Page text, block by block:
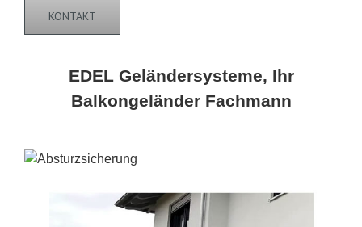
KONTAKT
EDEL Geländersysteme, Ihr
Balkongeländer Fachmann